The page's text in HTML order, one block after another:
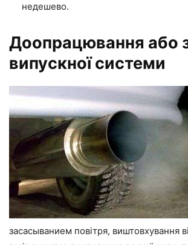
недешево.
Доопрацювання або
випускної системи
засасыванием повітря, виштовхування